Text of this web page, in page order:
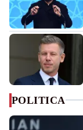
POLITICA